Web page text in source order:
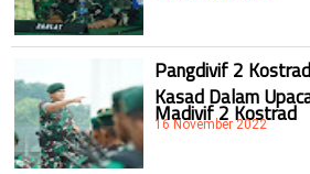
Pangdivif 2
Kasad Dalam
Madivif 2 Kostrad
16 November 2022